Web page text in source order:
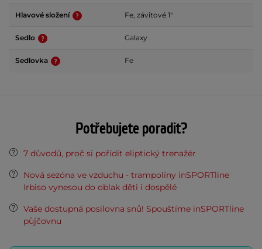
Hlavové složení Fe, závitové 1"
Sedlo Galaxy
Sedlovka Fe
Potřebujete poradit?
7 důvodů, proč si pořídit eliptický trenažér
Nová sezóna ve vzduchu - trampolíny inSPORTline
Irbiso vynesou do oblak děti i dospělé
Vaše dostupná posilovna snů! Spouštíme inSPORTline
půjčovnu